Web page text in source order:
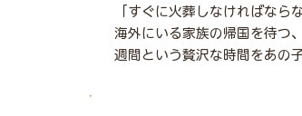
「すぐに火葬しなければなら
海外にいる家族の帰国を待つ
週間という贅沢な時間をあの